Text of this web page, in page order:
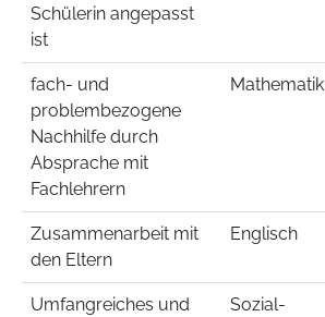
Schülerin angepasst
ist
fach- und
problembezogene
Nachhilfe durch
Absprache mit
Fachlehrern
Mathematik
Zusammenarbeit mit
den Eltern
Englisch
Umfangreiches und
Sozial-